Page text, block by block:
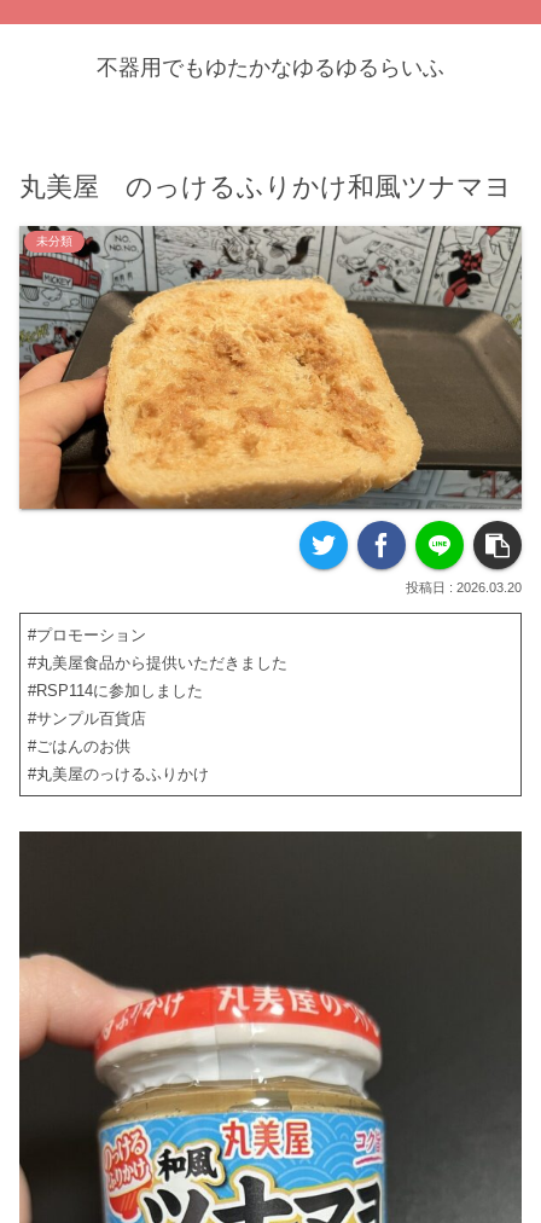
不器用でもゆたかなゆるゆるらいふ
丸美屋 のっけるふりかけ和風ツナマヨ
未分類
2026.03.20
#プロモーション
#丸美屋食品から提供いただきました
#RSP114に参加しました
#サンプル百貨店
#ごはんのお供
#丸美屋のっけるふりかけ